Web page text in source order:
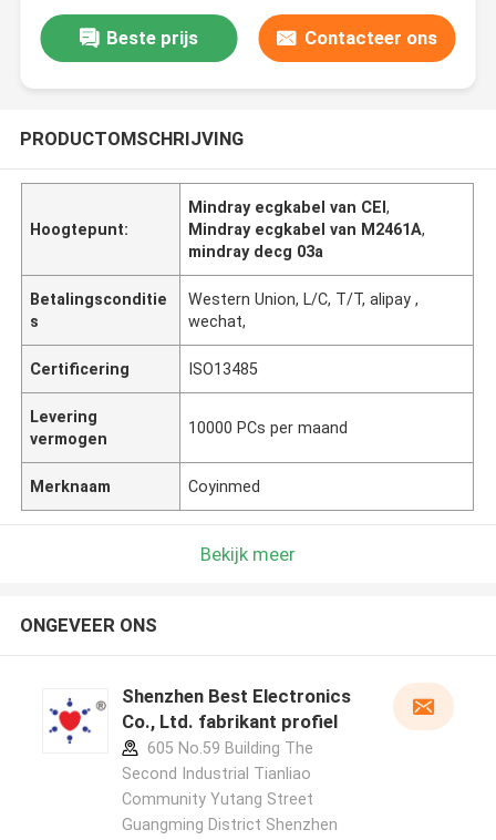
Beste prijs Contacteer ons
PRODUCTOMSCHRIJVING
Hoogtepunt:
Mindray ecgkabel van CEI,
Mindray ecgkabel van M2461A,
mindray decg 03a
Betalingsconditie
s
Western Union, L/C, T/T, alipay ,
wechat,
Certificering ISO13485
Levering
vermogen
10000 PCs per maand
Merknaam Coyinmed
Bekijk meer
ONGEVEER ONS
Shenzhen Best Electronics
Co., Ltd. fabrikant profiel
605 No.59 Building The
Second Industrial Tianliao
Community Yutang Street
Guangming District Shenzhen